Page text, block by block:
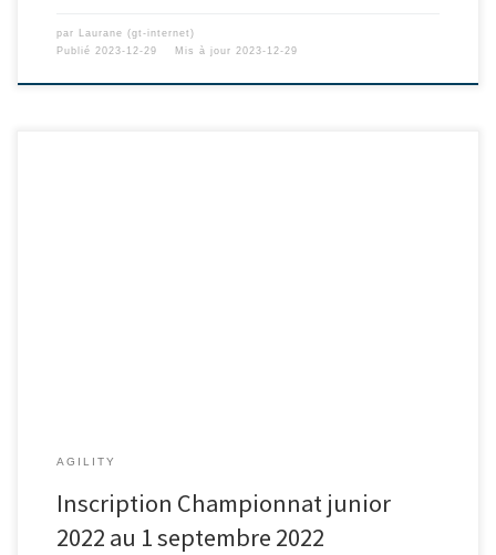
par Laurane (gt-internet)
Publié 2023-12-29 Mis à jour 2023-12-29
AGILITY
Inscription Championnat junior
2022 au 1 septembre 2022